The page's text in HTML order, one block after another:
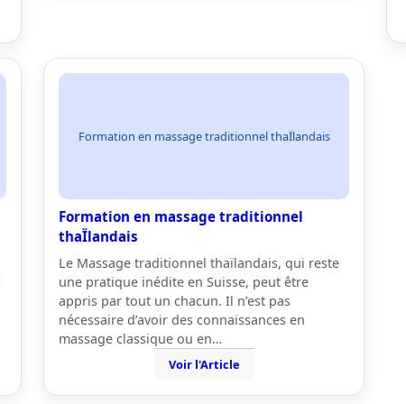
Formation en massage traditionnel thaÏlandais
Formation en massage traditionnel
thaÏlandais
Le Massage traditionnel thaïlandais, qui reste
une pratique inédite en Suisse, peut être
appris par tout un chacun. Il n’est pas
nécessaire d’avoir des connaissances en
massage classique ou en…
Voir l'Article